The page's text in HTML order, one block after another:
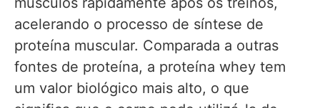
acelerando o processo de síntese de
proteína muscular. Comparada a outras
fontes de proteína, a proteína whey tem
um valor biológico mais alto, o que